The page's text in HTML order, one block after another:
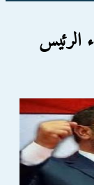
الرئيس